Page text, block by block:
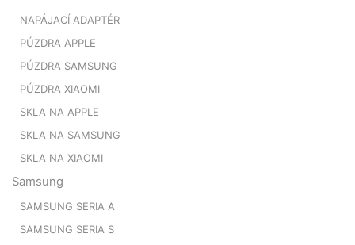
NAPÁJACÍ ADAPTÉR
PÚZDRA APPLE
PÚZDRA SAMSUNG
PÚZDRA XIAOMI
SKLA NA APPLE
SKLA NA SAMSUNG
SKLA NA XIAOMI
Samsung
SAMSUNG SERIA A
SAMSUNG SERIA S